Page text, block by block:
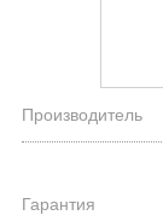
Производитель
Гарантия